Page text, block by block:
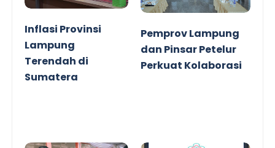
Inflasi Provinsi
Lampung
Terendah di
Sumatera
Pemprov Lampung
dan Pinsar Petelur
Perkuat Kolaborasi